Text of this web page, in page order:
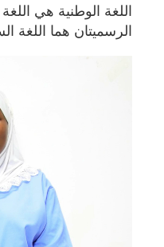
اللغة الوطنية هي اللغة
الرسميتان هما اللغة